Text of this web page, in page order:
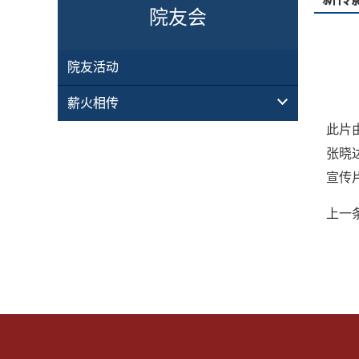
院友会
院友活动
薪火相传
此片
张晓
宣传
上一